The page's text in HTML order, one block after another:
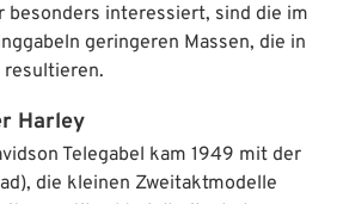
besonders interessiert, sind die im
geringeren Massen, die in
resultieren.
Harley
Telegabel kam 1949 mit der
die kleinen Zweitaktmodelle